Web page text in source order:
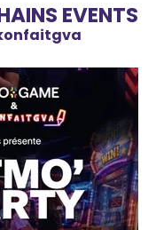
EVENTS